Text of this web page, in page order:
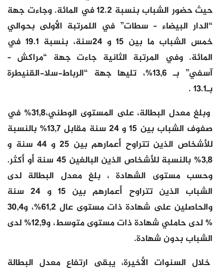
حيث حضور الشباب بنسبة 12.2 في المائة. وجاءت جهة
“الدار البيضاء – سطات” في اللمرتبة الأولى بحوالي
خمس الشباب ما بين 15 و 24سنة، بنسبة 19.1 في
المائة. وفي المرتبة الثانية جاءت جهة “مراكش –
آسفي” بـ 13,6%، تليها جهة “الرباط-سلا-القنيطرة
بـ13.1 .
وبلغ معدل البطالة، على المستوى الوطني،31,8% في
صفوف الشباب بين 15 و 24 سنة مقابل 13,7% بالنسبة
للأشخاص الذين تتراوح أعمارهم بين 25 و 44 سنة و
3,8% بالنسبة للأشخاص الذين البالغين 45 سنة أو أكثر.
وحسب مستوى الشهادة ، بلغ معدل البطالة لدى
الشباب الذين تتراوح أعمارهم بين 15 و 24 سنة
والحاصلين على شهادة ذات مستوى عال 61,2%، و30,4
% لدى حاملي شهادة ذات مستوى متوسط، و12,9% لدى
الشباب بدون شهادة.
خلال السنوات الأخيرة، يبقى ارتفاع معدل البطالة